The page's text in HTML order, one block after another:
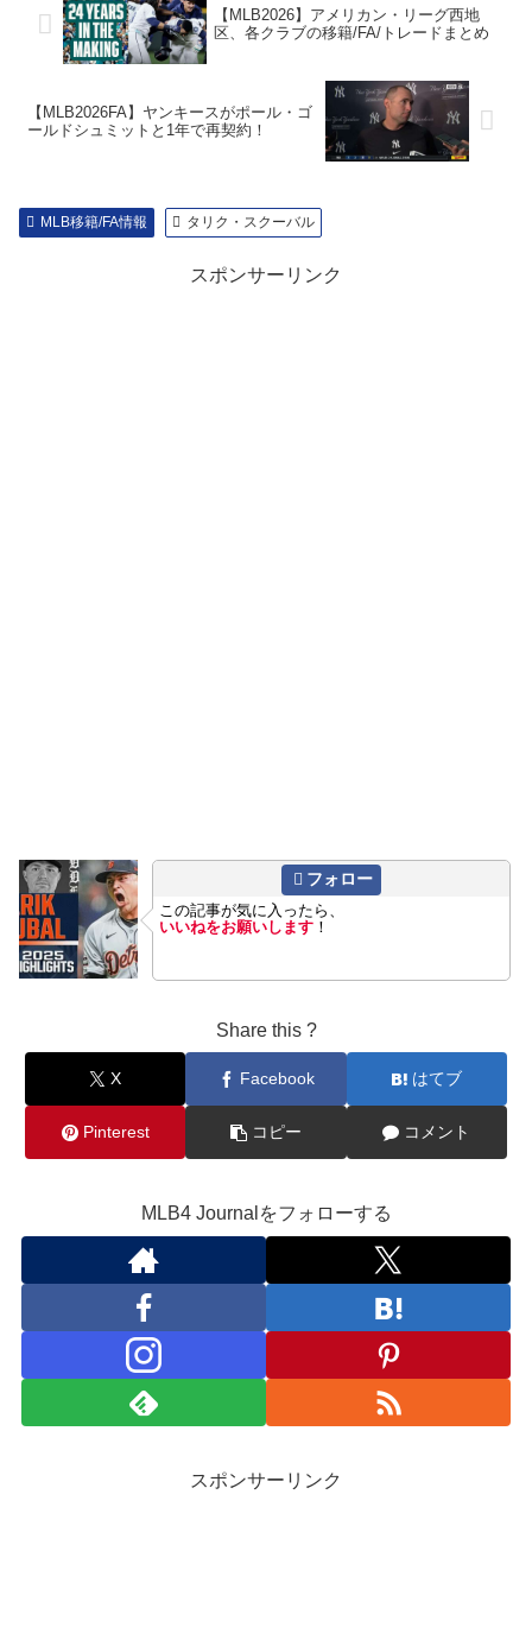
【MLB2026】アメリカン・リーグ西地
区、各クラブの移籍/FA/トレードまとめ
【MLB2026FA】ヤンキースがポール・ゴ
ールドシュミットと1年で再契約！
MLB移籍/FA情報 タリク・スクーバル
スポンサーリンク
フォロー
この記事が気に入ったら、
いいねをお願いします ！
Share this ?
X Facebook はてブ
Pinterest コピー コメント
MLB4 Journalをフォローする
スポンサーリンク